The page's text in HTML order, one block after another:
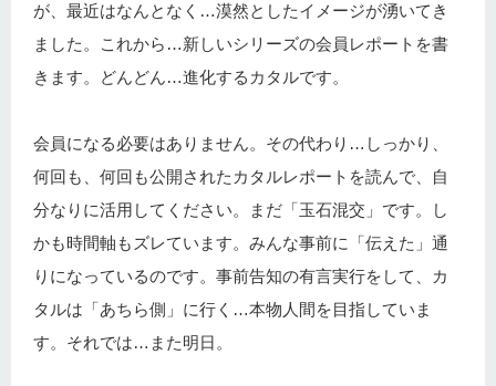
が、最近はなんとなく…漠然としたイメージが湧いてき
ました。これから…新しいシリーズの会員レポートを書
きます。どんどん…進化するカタルです。
会員になる必要はありません。その代わり…しっかり、
何回も、何回も公開されたカタルレポートを読んで、自
分なりに活用してください。まだ「玉石混交」です。し
かも時間軸もズレています。みんな事前に「伝えた」通
りになっているのです。事前告知の有言実行をして、カ
タルは「あちら側」に行く…本物人間を目指していま
す。それでは…また明日。